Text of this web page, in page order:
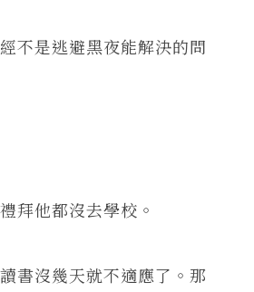
是逃避黑夜能解決的問
他都沒去學校。
沒幾天就不適應了。那